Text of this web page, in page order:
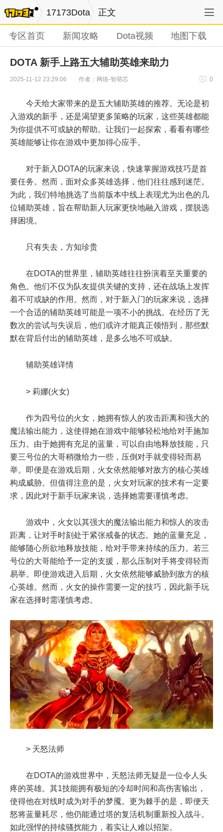
17173Dota 正文
专区首页 新闻攻略 Dota视频 地图下载
DOTA 新手上路五大辅助英雄来助力
2025-11-12 23:29:06 作者：网络-智萌芯 0
今天给大家带来的是五大辅助英雄的推荐。无论是初
入游戏的新手，还是渴望更多策略的玩家，这些英雄都能
为你提供不可或缺的帮助。让我们一起探索，看看有哪些
英雄能够让你在游戏中更加得心应手。
对于新入DOTA的玩家来说，快速掌握游戏技巧是首
要任务。然而，面对众多英雄选择，他们往往感到迷茫。
为此，我们特地挑选了当前版本中线上表现尤为出色的几
位辅助英雄，旨在帮助新人玩家更快地融入游戏，摆脱选
择困境。
只有失去，方知珍贵
在DOTA的世界里，辅助英雄往往扮演着至关重要的
角色。他们不仅为队友提供关键的支持，还在战场上发挥
着不可或缺的作用。然而，对于新入门的玩家来说，选择
一个合适的辅助英雄可能是一项不小的挑战。在经历了无
数次的尝试与失误后，他们或许才能真正领悟到，那些默
默在背后付出的辅助英雄，是多么地不可或缺。
辅助英雄详情
> 莉娜(火女)
作为四号位的火女，她拥有惊人的攻击距离和强大的
魔法输出能力，这使得她在游戏中能够轻松地给对手施加
压力。由于她拥有充足的蓝量，可以自由地释放技能，只
要三号位的大哥稍微给力一些，压倒对手就变得轻而易
举。即便是在游戏后期，火女依然能够对敌方的核心英雄
构成威胁。但值得注意的是，火女对玩家的技术有一定要
求，因此对于新手玩家来说，选择她需要谨慎考虑。
游戏中，火女以其强大的魔法输出能力和惊人的攻击
距离，让对手时刻处于紧张戒备的状态。她的蓝量充足，
能够随心所欲地释放技能，给对手带来持续的压力。若三
号位的大哥能给予一定的支援，那么压制对手将变得轻而
易举。即使游戏进入后期，火女依然能够威胁到敌方的核
心英雄。然而，火女的操作需要一定的技巧，因此新手玩
家在选择时需谨慎考虑。
> 天怒法师
在DOTA的游戏世界中，天怒法师无疑是一位令人头
疼的英雄。其1技能拥有极短的冷却时间和高伤害输出，
使得他在对线时成为对手的梦魇。更为棘手的是，即便天
怒将蓝量耗尽，他仍能通过塔的复活机制重新投入战斗。
如此强悍的持续骚扰能力，着实让人难以招架。